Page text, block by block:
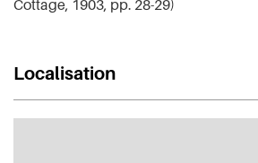
Localisation